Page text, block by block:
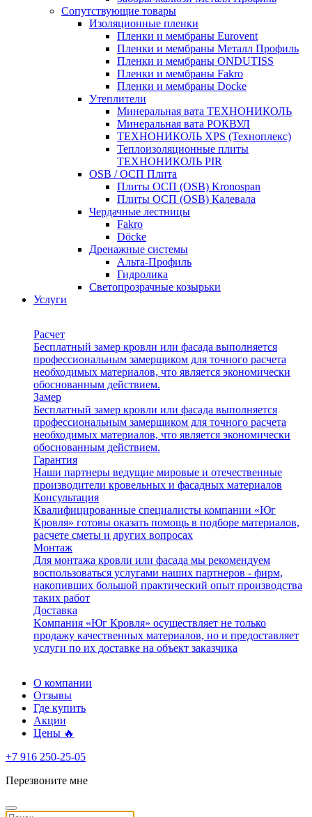
Сопутствующие товары
Изоляционные пленки
Пленки и мембраны Eurovent
Пленки и мембраны Металл Профиль
Пленки и мембраны ONDUTISS
Пленки и мембраны Fakro
Пленки и мембраны Docke
Утеплители
Минеральная вата ТЕХНОНИКОЛЬ
Минеральная вата РОКВУЛ
ТЕХНОНИКОЛЬ XPS (Техноплекс)
Теплоизоляционные плиты
ТЕХНОНИКОЛЬ PIR
OSB / ОСП Плита
Плиты ОСП (OSB) Kronospan
Плиты ОСП (OSB) Калевала
Чердачные лестницы
Fakro
Döcke
Дренажные системы
Альта-Профиль
Гидролика
Светопрозрачные козырьки
Услуги
Расчет
Бесплатный замер кровли или фасада выполняется
профессиональным замерщиком для точного расчета
необходимых материалов, что является экономически
обоснованным действием.
Замер
Бесплатный замер кровли или фасада выполняется
профессиональным замерщиком для точного расчета
необходимых материалов, что является экономически
обоснованным действием.
Гарантия
Наши партнеры ведущие мировые и отечественные
производители кровельных и фасадных материалов
Консультация
Квалифицированные специалисты компании «Юг
Кровля» готовы оказать помощь в подборе материалов,
расчете сметы и других вопросах
Монтаж
Для монтажа кровли или фасада мы рекомендуем
воспользоваться услугами наших партнеров - фирм,
накопивших большой практический опыт производства
таких работ
Доставка
Kомпания «Юг Кровля» осуществляет не только
продажу качественных материалов, но и предоставляет
услуги по их доставке на объект заказчика
О компании
Отзывы
Где купить
Акции
Цены 🔥
+7 916 250-25-05
Перезвоните мне